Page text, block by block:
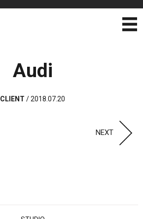
Audi
CLIENT /2018.07.20
NEXT